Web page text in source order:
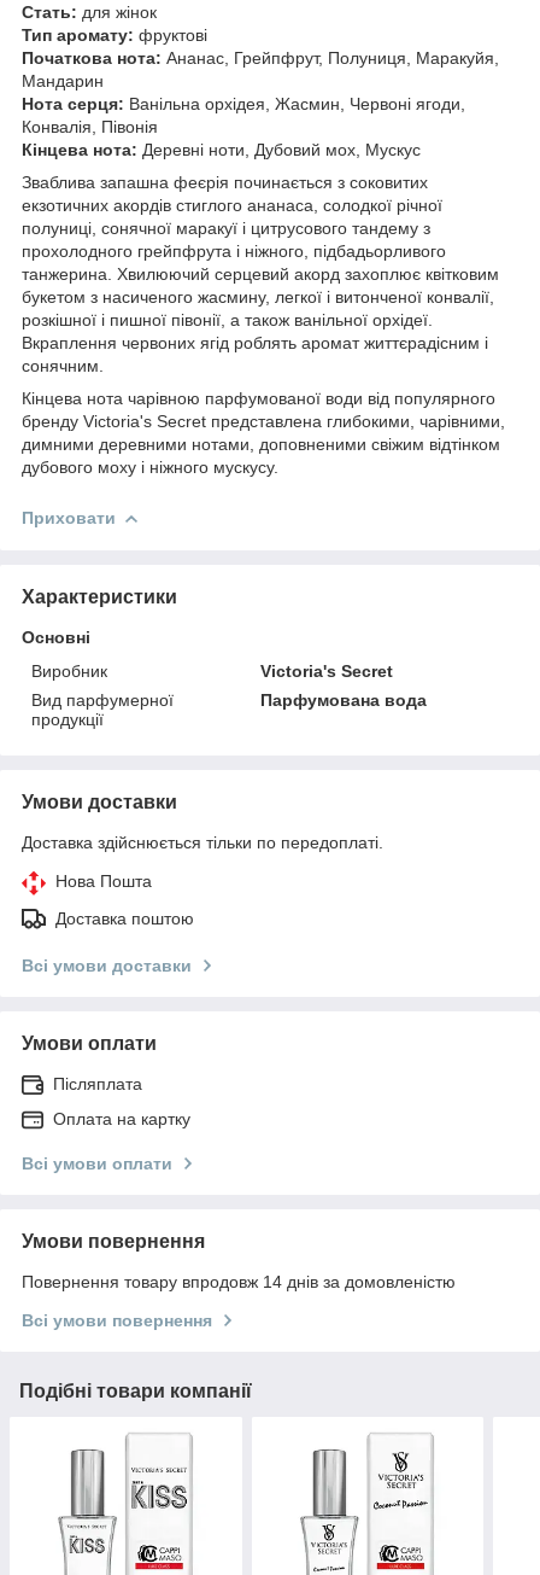
Стать: для жінок
Тип аромату: фруктові
Початкова нота: Ананас, Грейпфрут, Полуниця, Маракуйя,
Мандарин
Нота серця: Ванільна орхідея, Жасмин, Червоні ягоди,
Конвалія, Півонія
Кінцева нота: Деревні ноти, Дубовий мох, Мускус
Зваблива запашна феєрія починається з соковитих
екзотичних акордів стиглого ананаса, солодкої річної
полуниці, сонячної маракуї і цитрусового тандему з
прохолодного грейпфрута і ніжного, підбадьорливого
танжерина. Хвилюючий серцевий акорд захоплює квітковим
букетом з насиченого жасмину, легкої і витонченої конвалії,
розкішної і пишної півонії, а також ванільної орхідеї.
Вкраплення червоних ягід роблять аромат життєрадісним і
сонячним.
Кінцева нота чарівною парфумованої води від популярного
бренду Victoria's Secret представлена глибокими, чарівними,
димними деревними нотами, доповненими свіжим відтінком
дубового моху і ніжного мускусу.
Приховати
Характеристики
Основні
Виробник
Victoria's Secret
Вид парфумерної
продукції
Парфумована вода
Умови доставки
Доставка здійснюється тільки по передоплаті.
Нова Пошта
Доставка поштою
Всі умови доставки
Умови оплати
Післяплата
Оплата на картку
Всі умови оплати
Умови повернення
Повернення товару впродовж 14 днів за домовленістю
Всі умови повернення
Подібні товари компанії